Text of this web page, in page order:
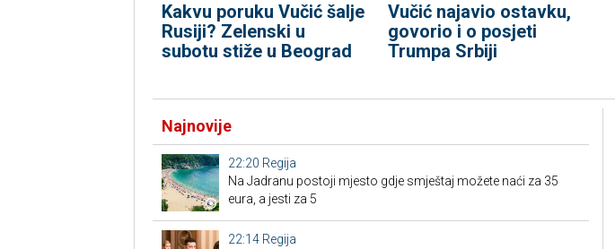
Kakvu poruku Vučić šalje
Rusiji? Zelenski u
subotu stiže u Beograd
Vučić najavio ostavku,
govorio i o posjeti
Trumpa Srbiji
Najnovije
22:20 Regija
Na Jadranu postoji mjesto gdje smještaj možete naći za 35
eura, a jesti za 5
22:14 Regija